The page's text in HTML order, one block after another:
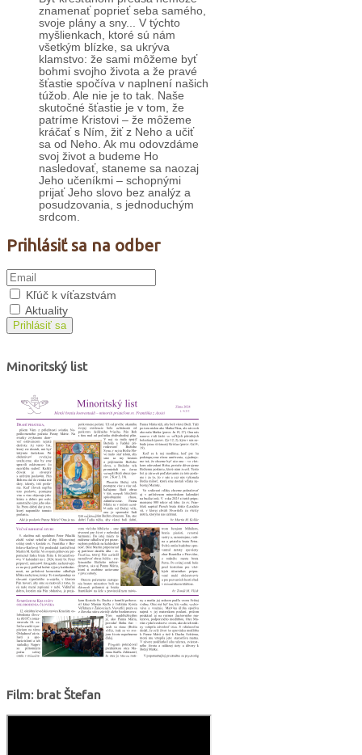
znamenať poprieť seba samého,
svoje plány a sny... V týchto
myšlienkach, ktoré sú nám
všetkým blízke, sa ukrýva
klamstvo: že sami môžeme byť
bohmi svojho života a že pravé
šťastie spočíva v naplnení našich
túžob. Ale nie je to tak. Naše
skutočné šťastie je v tom, že
patríme Kristovi – že môžeme
kráčať s Ním, žiť z Neho a učiť
sa od Neho. Ak mu odovzdáme
svoj život a budeme Ho
nasledovať, staneme sa naozaj
Jeho učeníkmi – schopnými
prijať Jeho slovo bez analýz a
posudzovania, s jednoduchým
srdcom.
Prihlásiť sa na odber
Kľúč k víťazstvám
Aktuality
Prihlásiť sa
Minoritský list
Film: brat Štefan